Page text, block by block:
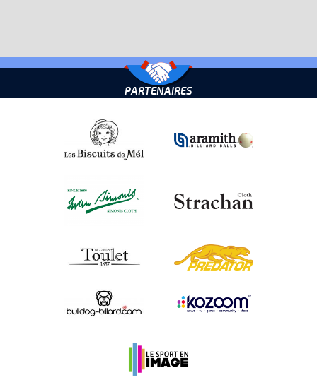
PARTENAIRES